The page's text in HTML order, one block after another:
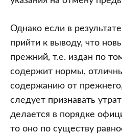
Однако если в
прийти к выводу, что
прежний, т.е. издан по
содержит нормы,
содержанию от
следует признавать
делается в порядке
то оно по существу